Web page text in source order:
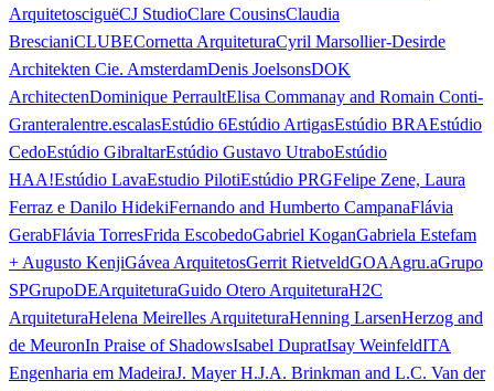
ArquitetosciguëCJ StudioClare CousinsClaudia
BrescianiCLUBECornetta ArquiteturaCyril Marsollier-Desirde
Architekten Cie. AmsterdamDenis JoelsonsDOK
ArchitectenDominique PerraultElisa Commanay and Romain Conti-
Granteralentre.escalasEstúdio 6Estúdio ArtigasEstúdio BRAEstúdio
CedoEstúdio GibraltarEstúdio Gustavo UtraboEstúdio
HAA!Estúdio LavaEstudio PilotiEstúdio PRGFelipe Zene, Laura
Ferraz e Danilo HidekiFernando and Humberto CampanaFlávia
GerabFlávia TorresFrida EscobedoGabriel KoganGabriela Estefam
+ Augusto KenjiGávea ArquitetosGerrit RietveldGOAAgru.aGrupo
SPGrupoDEArquiteturaGuido Otero ArquiteturaH2C
ArquiteturaHelena Meirelles ArquiteturaHenning LarsenHerzog and
de MeuronIn Praise of ShadowsIsabel DupratIsay WeinfeldITA
Engenharia em MadeiraJ. Mayer H.J.A. Brinkman and L.C. Van der